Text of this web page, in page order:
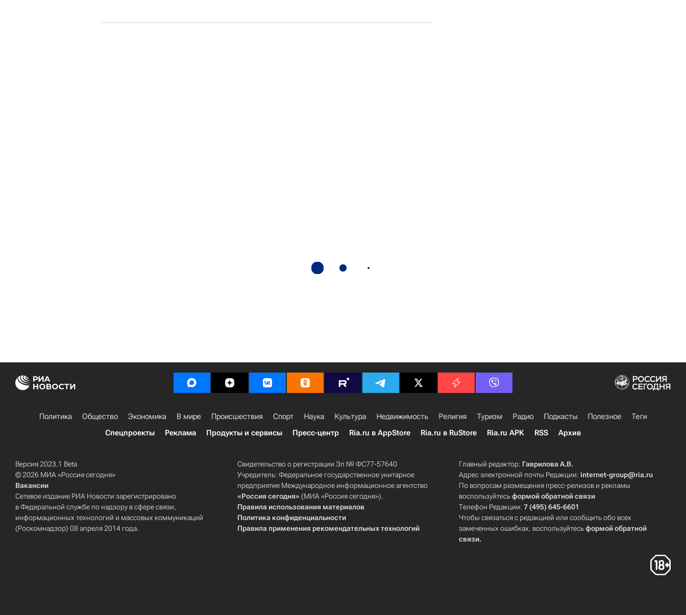
Политика Общество Экономика В мире Происшествия Спорт Наука Культура Недвижимость Религия Туризм Радио Подкасты Полезное
Теги
Спецпроекты
Реклама Продукты и сервисы Пресс-центр Ria.ru в AppStore Ria.ru в RuStore Ria.ru APK RSS Архив
Версия 2023.1 Beta
© 2026 МИА «Россия сегодня»
Вакансии
Сетевое издание РИА Новости зарегистрировано
в Федеральной службе по надзору в сфере связи,
информационных технологий и массовых коммуникаций
(Роскомнадзор) 08 апреля 2014 года.
Свидетельство о регистрации Эл № ФС77-57640
Учредитель: Федеральное государственное унитарное
предприятие Международное информационное агентство
«Россия сегодня» (МИА «Россия сегодня»).
Правила использования материалов
Политика конфиденциальности
Правила применения рекомендательных технологий
Главный редактор: Гаврилова А.В.
Адрес электронной почты Редакции:internet-group@ria.ru
По вопросам размещения пресс-релизов и рекламы
воспользуйтесьформой обратной связи
Телефон Редакции:7 (495) 645-6601
Чтобы связаться с редакцией или сообщить обо всех
замеченных ошибках, воспользуйтесьформой обратной
связи.